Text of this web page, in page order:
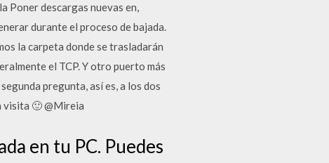
Poner descargas nuevas en,
durante el proceso de bajada.
la carpeta donde se trasladarán
el TCP. Y otro puerto más
pregunta, así es, a los dos
visita 🙂 @Mireia
en tu PC. Puedes